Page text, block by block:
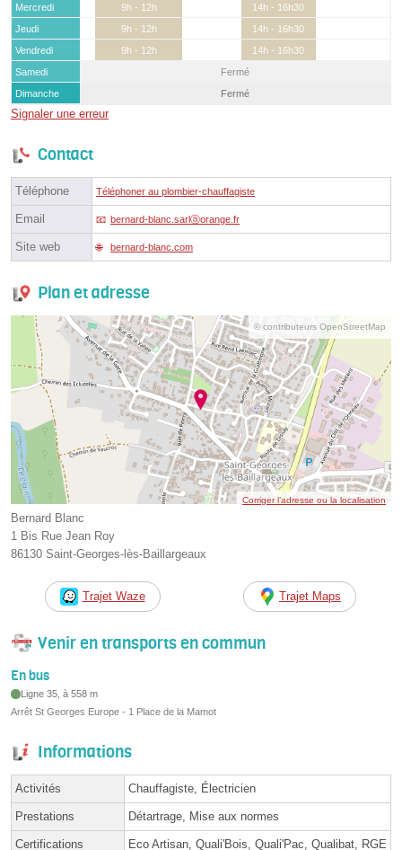
Mercredi
9h - 12h
14h - 16h30
Jeudi
9h - 12h
14h - 16h30
Vendredi
9h - 12h
14h - 16h30
Samedi
Fermé
Dimanche
Fermé
Signaler une erreur
Contact
Téléphone Téléphoner au plombier-chauffagiste
Email bernard-blanc.sarlⓐorange.fr
Site web bernard-blanc.com
Plan et adresse
© contributeurs OpenStreetMap
Corriger l’adresse ou la localisation
Bernard Blanc
1 Bis Rue Jean Roy
86130 Saint-Georges-lès-Baillargeaux
Trajet Waze Trajet Maps
Venir en transports en commun
En bus
Ligne 35, à 558 m
Arrêt St Georges Europe - 1 Place de la Mamot
Informations
Activités Chauffagiste, Électricien
Prestations Détartrage, Mise aux normes
Certifications Eco Artisan, Quali'Bois, Quali'Pac, Qualibat, RGE